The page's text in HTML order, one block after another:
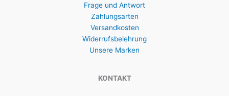
Frage und Antwort
Zahlungsarten
Versandkosten
Widerrufsbelehrung
Unsere Marken
KONTAKT